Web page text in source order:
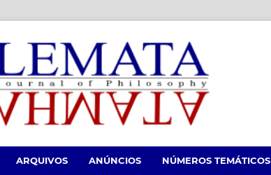
ARQUIVOS ANÚNCIOS NÚMEROS TEMÁTICOS